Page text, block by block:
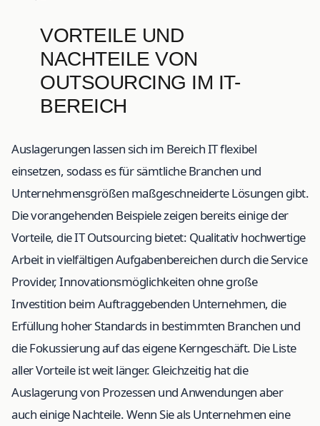
VORTEILE UND
NACHTEILE VON
OUTSOURCING IM IT-
BEREICH
Auslagerungen lassen sich im Bereich IT flexibel
einsetzen, sodass es für sämtliche Branchen und
Unternehmensgrößen maßgeschneiderte Lösungen gibt.
Die vorangehenden Beispiele zeigen bereits einige der
Vorteile, die IT Outsourcing bietet: Qualitativ hochwertige
Arbeit in vielfältigen Aufgabenbereichen durch die Service
Provider, Innovationsmöglichkeiten ohne große
Investition beim Auftraggebenden Unternehmen, die
Erfüllung hoher Standards in bestimmten Branchen und
die Fokussierung auf das eigene Kerngeschäft. Die Liste
aller Vorteile ist weit länger. Gleichzeitig hat die
Auslagerung von Prozessen und Anwendungen aber
auch einige Nachteile. Wenn Sie als Unternehmen eine